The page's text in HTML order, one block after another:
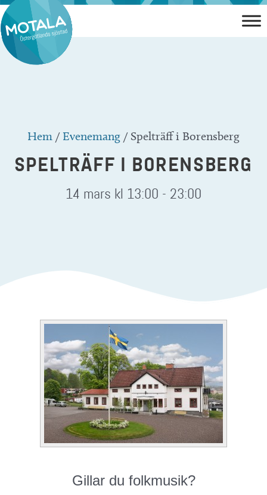
Hoppa
till
innehåll
Hem /Evenemang / Spelträff i Borensberg
SPELTRÄFF I BORENSBERG
14 mars kl 13:00 - 23:00
Gillar du folkmusik?